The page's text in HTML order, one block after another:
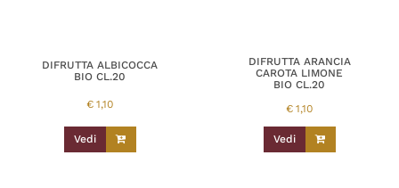
DIFRUTTA ALBICOCCA
BIO CL.20
€ 1,10
Vedi
DIFRUTTA ARANCIA
CAROTA LIMONE
BIO CL.20
€ 1,10
Vedi